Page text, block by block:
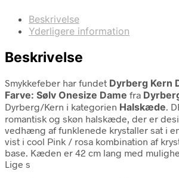
Beskrivelse
Yderligere information
Beskrivelse
Smykkefeber har fundet Dyrberg Kern
Farve: Sølv Onesize Dame fra
Dyrberg/Kern i kategorien Halskæde.
romantisk og skøn halskæde, der er
vedhæng af funklenede krystaller sat i
vist i cool Pink / rosa kombination af
base. Kæden er 42 cm lang med
Lige s